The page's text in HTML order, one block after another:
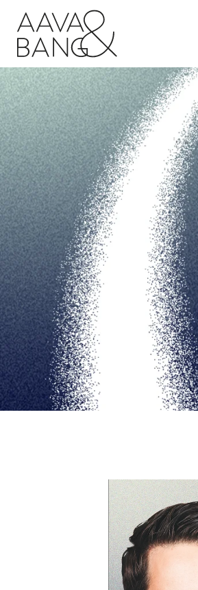
suoraan
sisältöön
Pöytä on katettu
sen haasteista
tohtori ja Aava &
Spotify YouTube